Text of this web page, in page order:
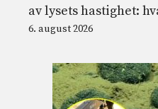
av lysets hastighet:
6. august 2026